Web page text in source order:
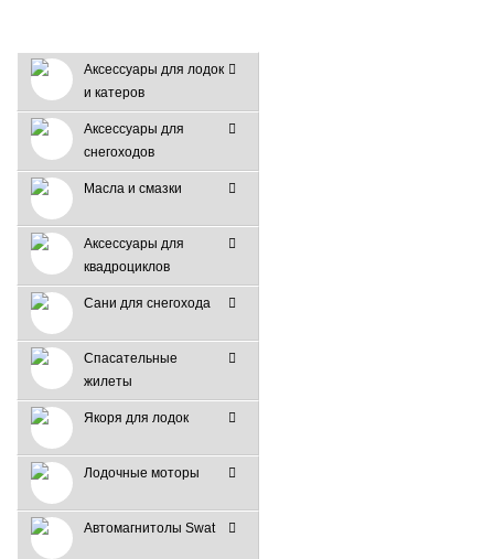
Аксессуары для лодок
и катеров
Аксессуары для
снегоходов
Масла и смазки
Аксессуары для
квадроциклов
Сани для снегохода
Спасательные
жилеты
Якоря для лодок
Лодочные моторы
Автомагнитолы Swat